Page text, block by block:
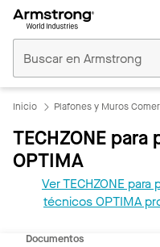
Inicio
Inicio Plafones y Muros
TECHZONE
OPTIMA
Ver TECHZONE para
técnicos OPTIMA
REVIT
Documentos